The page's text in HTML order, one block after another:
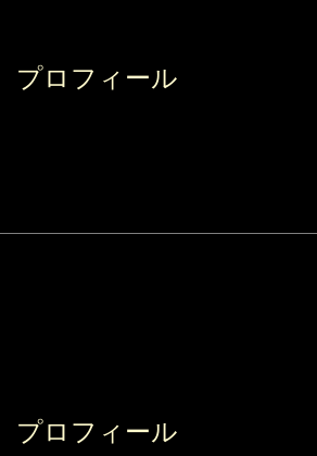
プロフィール
プロフィール